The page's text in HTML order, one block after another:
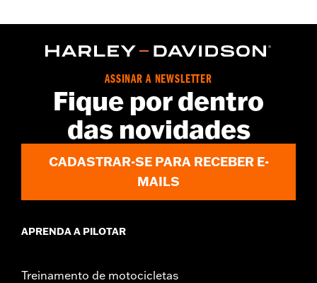
Sold Seperately:Screamin' Eagle Timer Cover Base P/N
In the Box:Insert
1 year limited warranty – Go to
www.h-
d.com/warrantyfor full details
ASSINAR A NEWSLETTER
Fique por dentro
das novidades
CADASTRAR-SE PARA RECEBER E-
MAILS
APRENDA A PILOTAR
Treinamento de motocicletas